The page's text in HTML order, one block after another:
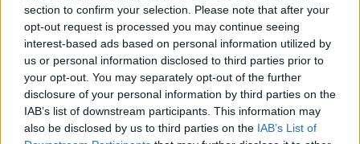
section to confirm your selection. Please note that after your
opt-out request is processed you may continue seeing
interest-based ads based on personal information utilized by
us or personal information disclosed to third parties prior to
your opt-out. You may separately opt-out of the further
disclosure of your personal information by third parties on the
IAB’s list of downstream participants. This information may
also be disclosed by us to third parties on the IAB’s List of